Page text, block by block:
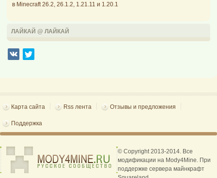
в Minecraft 26.2, 26.1.2, 1.21.11 и 1.20.1
ЛАЙКАЙ @ ЛАЙКАЙ
Карта сайта Rss лента Отзывы и предложения
Поддержка
© Copyright 2013-2014. Все
модификации на Mody4Mine. При
поддержке сервера майнкрафт